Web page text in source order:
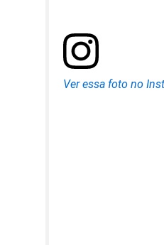
Ver essa foto no